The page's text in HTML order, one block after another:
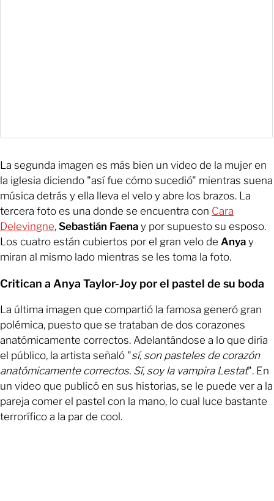
La segunda imagen es más bien un video de la mujer en
la iglesia diciendo "así fue cómo sucedió" mientras suena
música detrás y ella lleva el velo y abre los brazos. La
tercera foto es una donde se encuentra con Cara
Delevingne, Sebastián Faena y por supuesto su esposo.
Los cuatro están cubiertos por el gran velo de Anya y
miran al mismo lado mientras se les toma la foto.
Critican a Anya Taylor-Joy por el pastel de su boda
La última imagen que compartió la famosa generó gran
polémica, puesto que se trataban de dos corazones
anatómicamente correctos. Adelantándose a lo que diría
el público, la artista señaló "sí, son pasteles de corazón
anatómicamente correctos. Sí, soy la vampira Lestat". En
un video que publicó en sus historias, se le puede ver a la
pareja comer el pastel con la mano, lo cual luce bastante
terrorífico a la par de cool.